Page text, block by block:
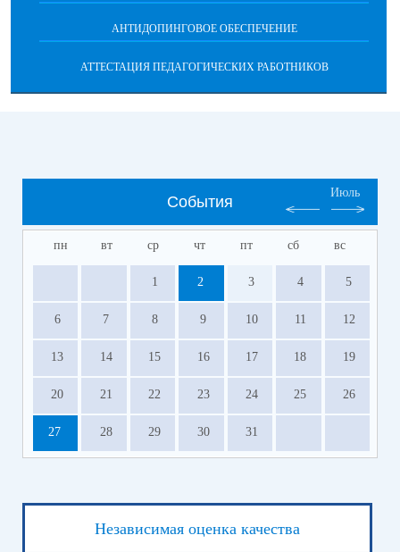
АНТИДОПИНГОВОЕ ОБЕСПЕЧЕНИЕ
АТТЕСТАЦИЯ ПЕДАГОГИЧЕСКИХ РАБОТНИКОВ
События
Июль
пн вт ср чт пт сб вс
1 2 3 4 5
6 7 8 9 10 11 12
13 14 15 16 17 18 19
20 21 22 23 24 25 26
27 28 29 30 31
Независимая оценка качества